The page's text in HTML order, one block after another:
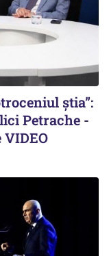
știa”:
Petrache -